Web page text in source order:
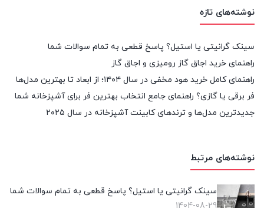
نوشته‌های تازه
سینک گرانیتی یا استیل؟ پاسخ قطعی به تمام سوالات شما
راهنمای خرید اجاق گاز رومیزی و اجاق گاز
راهنمای کامل خرید هود مخفی در سال ۱۴۰۴؛ از ابعاد تا بهترین مدل‌ها
فر برقی یا گازی؟ راهنمای جامع انتخاب بهترین فر برای آشپزخانه شما
جدیدترین مدل‌ها و ترندهای کابینت آشپزخانه در سال ۲۰۲۵
نوشته‌های مرتبط
سینک گرانیتی یا استیل؟ پاسخ قطعی به تمام سوالات شما